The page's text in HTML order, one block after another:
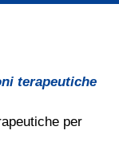
terapeutiche
per